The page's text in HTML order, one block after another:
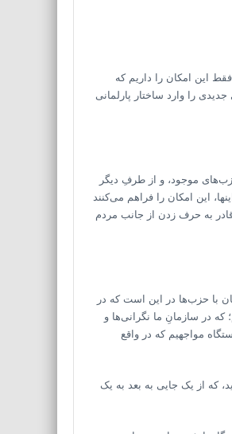
این امکان را داریم که
را وارد ساختار پارلمانی
موجود، و از طرفِ دیگر
این امکان را فراهم می‌کنند
به حرف زدن از جانب مردم
با حزب‌ها در این است که در
در سازمانِ ما نگرانی‌ها و
مواجهیم که در واقع
از یک جایی به بعد به یک